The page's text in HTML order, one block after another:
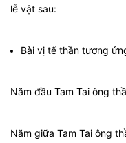
lễ vật sau:
Bài vị tế thần tương
Năm đầu Tam Tai ông
Năm giữa Tam Tai ông